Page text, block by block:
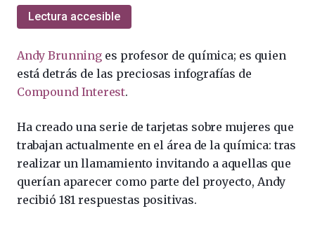
UPV/EHU
UPV/EHU
Lectura accesible
Andy Brunninges profesor de química; es quien
está detrás de las preciosas infografías de
Compound Interest.
Ha creado una serie de tarjetas sobre mujeres que
trabajan actualmente en el área de la química: tras
realizar un llamamiento invitando a aquellas que
querían aparecer como parte del proyecto, Andy
recibió 181 respuestas positivas.